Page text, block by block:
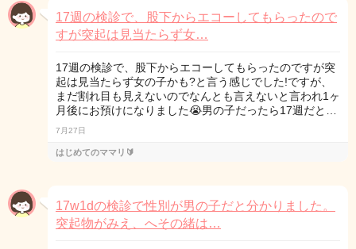
17週の検診で、股下からエコーしてもらったので
すが突起は見当たらず女…
17週の検診で、股下からエコーしてもらったのですが突
起は見当たらず女の子かも?と言う感じでした!ですが、
まだ割れ目も見えないのでなんとも言えないと言われ1ヶ
月後にお預けになりました😭男の子だったら17週だと…
7月27日
はじめてのママリ🔰
17w1dの検診で性別が男の子だと分かりました。
突起物がみえ、へその緒は…